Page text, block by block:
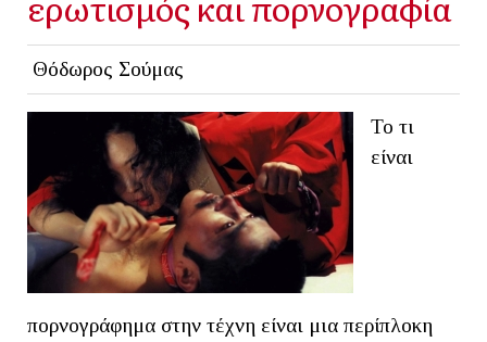
Θόδωρος Σούμας
Το τι
είναι
πορνογράφημα στην τέχνη είναι μια περίπλοκη